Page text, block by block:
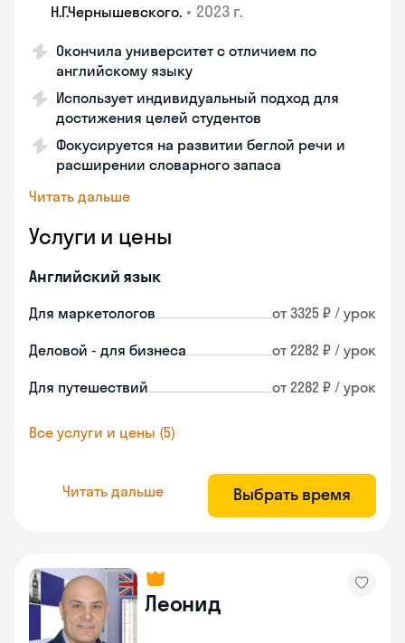
Н.Г.Чернышевскогo. • 2023 г.
Окончила университет с отличием по
английскому языку
Использует индивидуальный подход для
достижения целей студентов
Фокусируется на развитии беглой речи и
расширении словарного запаса
Читать дальше
Услуги и цены
Английский язык
Для маркетологов от 3325 ₽ / урок
Деловой - для бизнеса от 2282 ₽ / урок
Для путешествий от 2282 ₽ / урок
Все услуги и цены (5)
Читать дальше Выбрать время
Леонид